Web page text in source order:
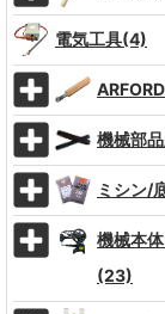
電気工具(4)
機械部
ミシン/
機械本
(23)